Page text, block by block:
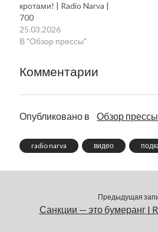
кротами! | Radio Narva |
700
25.03.2026
В "Обзор прессы"
Комментарии
Опубликовано в Обзор прессы
radio narva видео
Предыдущая
Санкции — это бумеранг |